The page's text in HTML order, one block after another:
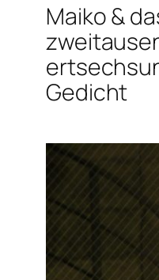
Maiko &
Gedicht